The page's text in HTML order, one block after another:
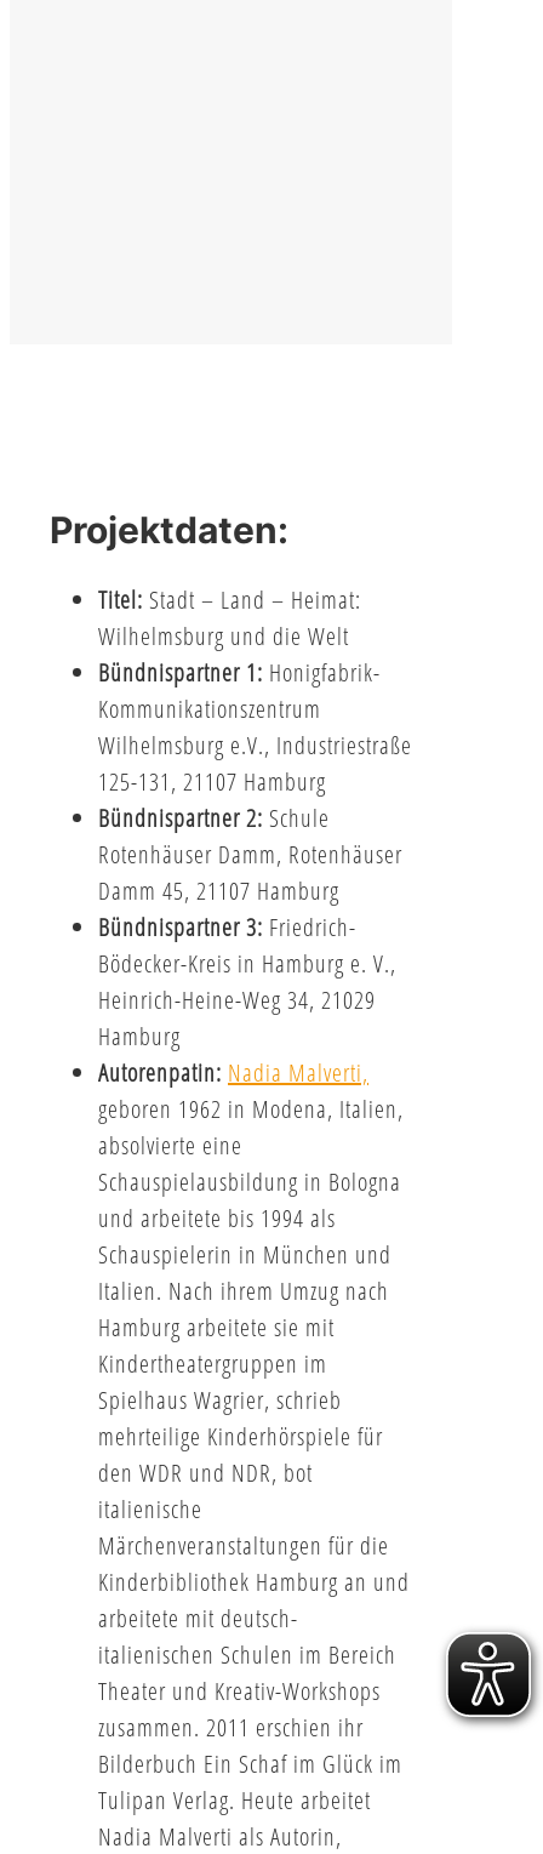
Projektdaten:
Titel: Stadt – Land – Heimat:
Wilhelmsburg und die Welt
Bündnispartner 1: Honigfabrik-
Kommunikationszentrum
Wilhelmsburg e.V., Industriestraße
125-131, 21107 Hamburg
Bündnispartner 2: Schule
Rotenhäuser Damm, Rotenhäuser
Damm 45, 21107 Hamburg
Bündnispartner 3: Friedrich-
Bödecker-Kreis in Hamburg e. V.,
Heinrich-Heine-Weg 34, 21029
Hamburg
Autorenpatin: Nadia Malverti,
geboren 1962 in Modena, Italien,
absolvierte eine
Schauspielausbildung in Bologna
und arbeitete bis 1994 als
Schauspielerin in München und
Italien. Nach ihrem Umzug nach
Hamburg arbeitete sie mit
Kindertheatergruppen im
Spielhaus Wagrier, schrieb
mehrteilige Kinderhörspiele für
den WDR und NDR, bot
italienische
Märchenveranstaltungen für die
Kinderbibliothek Hamburg an und
arbeitete mit deutsch-
italienischen Schulen im Bereich
Theater und Kreativ-Workshops
zusammen. 2011 erschien ihr
Bilderbuch Ein Schaf im Glück im
Tulipan Verlag. Heute arbeitet
Nadia Malverti als Autorin,